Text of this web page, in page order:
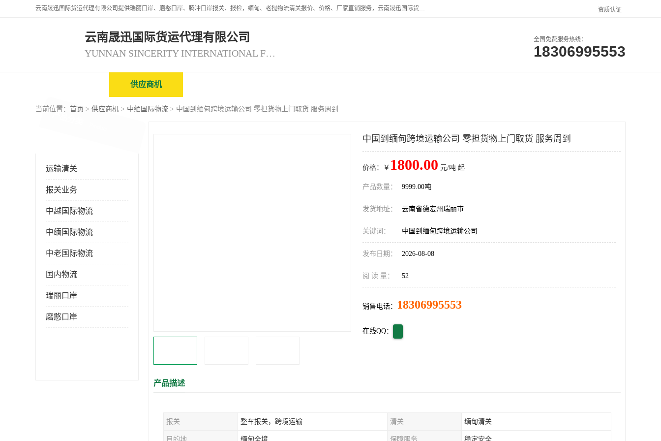
云南晟迅国际货运代理有限公司提供瑞丽口岸、磨憨口岸、腾冲口岸报关、报检，缅甸、老挝物流清关报价、价格、厂家直销服务，云南晟迅国际货运代理有限公司，由一支精通业务、经验丰富、责任心强的专业团队组建于,云南晟迅国际货运代理有限公司商铺。 资质认证
云南晟迅国际货运代理有限公司
YUNNAN SINCERITY INTERNATIONAL FREIGHT FOR WARDING CO.,LTD
全国免费服务热线：
18306995553
供应商机
当前位置： 首页 > 供应商机 > 中缅国际物流 > 中国到缅甸跨境运输公司 零担货物上门取货 服务周到
运输清关
报关业务
中越国际物流
中缅国际物流
中老国际物流
国内物流
瑞丽口岸
磨憨口岸
中国到缅甸跨境运输公司 零担货物上门取货 服务周到
价格：￥ 1800.00 元/吨 起
产品数量： 9999.00吨
发货地址： 云南省德宏州瑞丽市
关键词： 中国到缅甸跨境运输公司
发布日期： 2026-08-08
阅 读 量： 52
销售电话： 18306995553
在线QQ：
产品描述
报关 整车报关，跨境运输 清关 缅甸清关
目的地 缅甸全境 保障服务 稳定安全